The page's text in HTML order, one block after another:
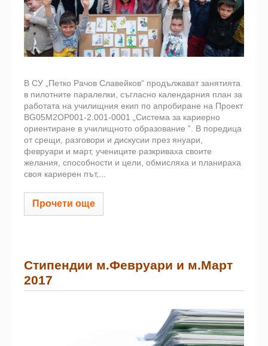
В СУ „Петко Рачов Славейков“ продължават занятията
в пилотните паралелки, съгласно календарния план за
работата на училищния екип по апробиране на Проект
BG05M2OP001-2.001-0001 „Система за кариерно
ориентиране в училищното образование ”. В поредица
от срещи, разговори и дискусии през януари,
февруари и март, учениците разкриваха своите
желания, способности и цели, обмисляха и планираха
своя кариерен път,...
Прочети още
Стипендии м.Февруари и м.Март
2017